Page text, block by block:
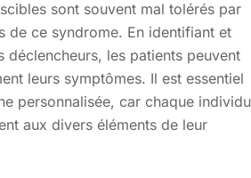
sont souvent mal tolérés par
de ce syndrome. En identifiant et
déclencheurs, les patients peuvent
leurs symptômes. Il est essentiel
personnalisée, car chaque individu
aux divers éléments de leur